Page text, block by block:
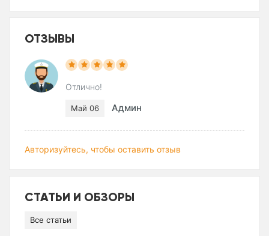
ОТЗЫВЫ
Отлично!
Май 06 Админ
Авторизуйтесь, чтобы оставить отзыв
СТАТЬИ И ОБЗОРЫ
Все статьи